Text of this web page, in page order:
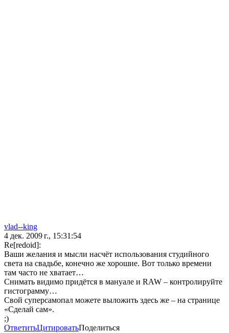
vlad--king
4 дек. 2009 г., 15:31:54
Re[redoid]:
Ваши желания и мысли насчёт использования студийного
света на свадьбе, конечно же хорошие. Вот только времени
там часто не хватает…
Снимать видимо придётся в мануале и RAW – контролируйте
гистограмму…
Свой суперсамопал можете выложить здесь же – на странице
«Сделай сам».
;)
ОтветитьЦитироватьПоделиться